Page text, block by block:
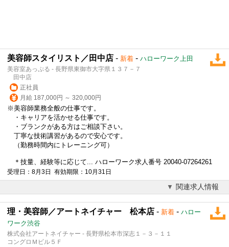
美容師スタイリスト／田中店 - 新着 - ハローワーク上田
美容室あっぷる - 長野県東御市大字県１３７－７
田中店
正社員
月給 187,000円 ～ 320,000円
※美容師業務全般の仕事です。
・キャリアを活かせる仕事です。
・ブランクがある方はご相談下さい。
丁寧な技術講習があるので安心です。
（勤務時間内にトレーニング可）
＊技量、経験等に応じて... ハローワーク求人番号 20040-07264261
受理日：8月3日 有効期限：10月31日
関連求人情報
理・美容師／アートネイチャー 松本店 - 新着 - ハロー
ワーク渋谷
株式会社アートネイチャー - 長野県松本市深志１－３－１１
コングロＭビル５Ｆ